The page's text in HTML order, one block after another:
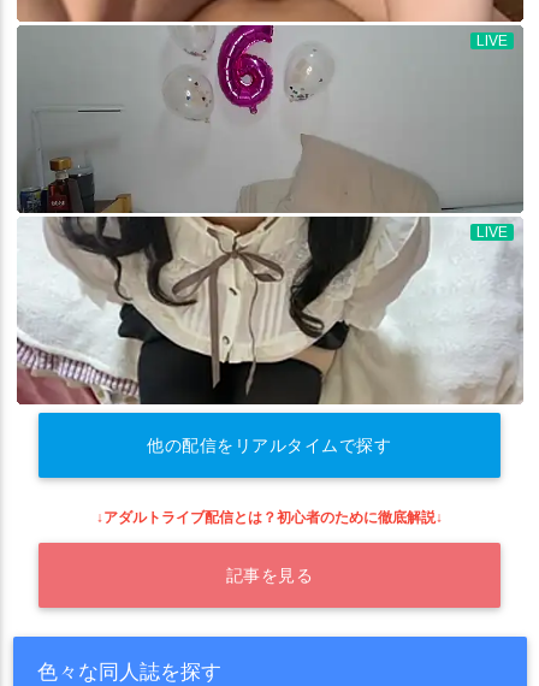
他の配信をリアルタイムで探す
↓アダルトライブ配信とは？初心者のために徹底解説↓
記事を見る
色々な同人誌を探す